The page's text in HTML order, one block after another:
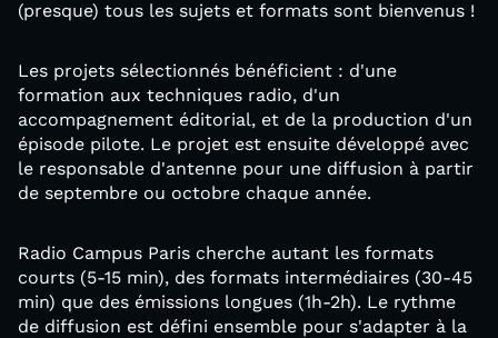
(presque) tous les sujets et formats sont bienvenus !
Les projets sélectionnés bénéficient : d'une
formation aux techniques radio, d'un
accompagnement éditorial, et de la production d'un
épisode pilote. Le projet est ensuite développé avec
le responsable d'antenne pour une diffusion à partir
de septembre ou octobre chaque année.
Radio Campus Paris cherche autant les formats
courts (5-15 min), des formats intermédiaires (30-45
min) que des émissions longues (1h-2h). Le rythme
de diffusion est défini ensemble pour s'adapter à la